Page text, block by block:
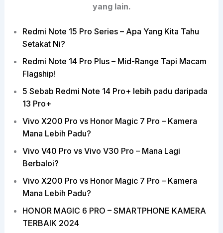
yang lain.
Redmi Note 15 Pro Series – Apa Yang Kita Tahu
Setakat Ni?
Redmi Note 14 Pro Plus – Mid-Range Tapi Macam
Flagship!
5 Sebab Redmi Note 14 Pro+ lebih padu daripada
13 Pro+
Vivo X200 Pro vs Honor Magic 7 Pro – Kamera
Mana Lebih Padu?
Vivo V40 Pro vs Vivo V30 Pro – Mana Lagi
Berbaloi?
Vivo X200 Pro vs Honor Magic 7 Pro – Kamera
Mana Lebih Padu?
HONOR MAGIC 6 PRO – SMARTPHONE KAMERA
TERBAIK 2024